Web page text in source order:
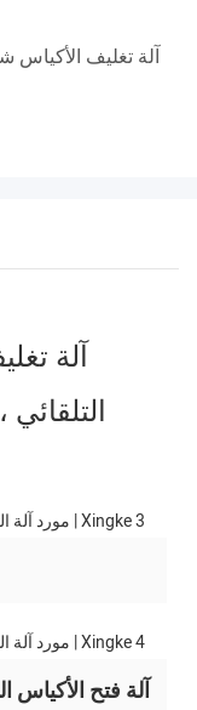
آلة تغليف الأكياس
آلة فتح الأكياس